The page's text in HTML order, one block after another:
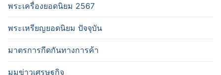
พระเครื่องยอดนิยม 2567
พระเหรียญยอดนิยม ปัจจุบัน
มาตรการกีดกันทางการค้า
มุมข่าวเศรษฐกิจ